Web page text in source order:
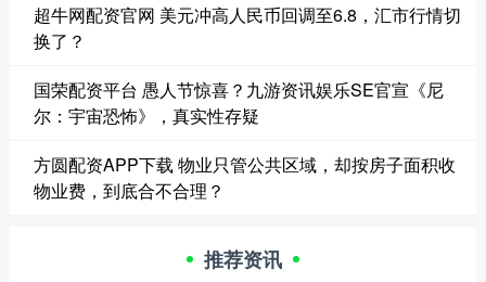
超牛网配资官网 美元冲高人民币回调至6.8，汇市行情切
换了？
国荣配资平台 愚人节惊喜？九游资讯娱乐SE官宣《尼
尔：宇宙恐怖》，真实性存疑
方圆配资APP下载 物业只管公共区域，却按房子面积收
物业费，到底合不合理？
推荐资讯